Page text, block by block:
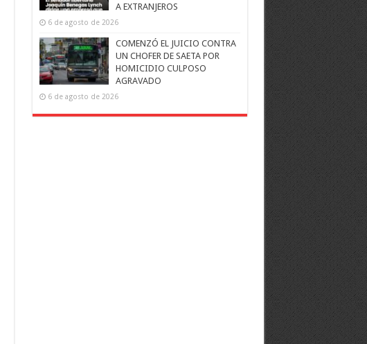
A EXTRANJEROS
6 de agosto de 2026
COMENZÓ EL JUICIO CONTRA
UN CHOFER DE SAETA POR
HOMICIDIO CULPOSO
AGRAVADO
6 de agosto de 2026